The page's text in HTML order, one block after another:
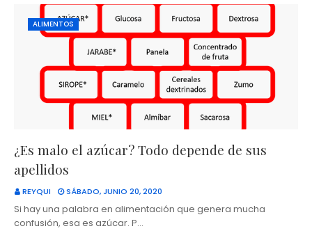
ALIMENTOS
¿Es malo el azúcar? Todo depende de sus
apellidos
REYQUI SÁBADO, JUNIO 20, 2020
Si hay una palabra en alimentación que genera mucha
confusión, esa es azúcar. P…